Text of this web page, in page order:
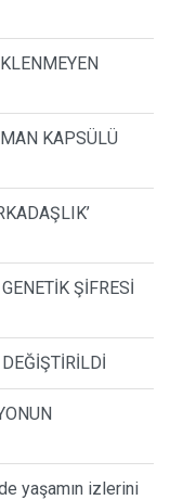
KAPSÜLÜ
ŞİFRESİ
yaşamın izlerini